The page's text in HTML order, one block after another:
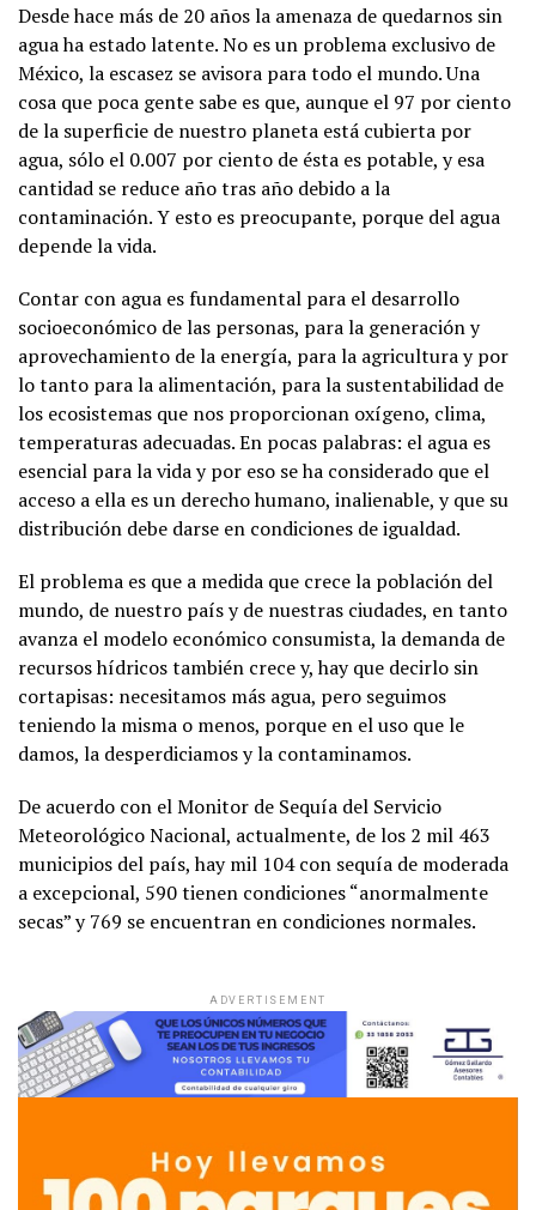
Desde hace más de 20 años la amenaza de quedarnos sin
agua ha estado latente. No es un problema exclusivo de
México, la escasez se avisora para todo el mundo. Una
cosa que poca gente sabe es que, aunque el 97 por ciento
de la superficie de nuestro planeta está cubierta por
agua, sólo el 0.007 por ciento de ésta es potable, y esa
cantidad se reduce año tras año debido a la
contaminación. Y esto es preocupante, porque del agua
depende la vida.
Contar con agua es fundamental para el desarrollo
socioeconómico de las personas, para la generación y
aprovechamiento de la energía, para la agricultura y por
lo tanto para la alimentación, para la sustentabilidad de
los ecosistemas que nos proporcionan oxígeno, clima,
temperaturas adecuadas. En pocas palabras: el agua es
esencial para la vida y por eso se ha considerado que el
acceso a ella es un derecho humano, inalienable, y que su
distribución debe darse en condiciones de igualdad.
El problema es que a medida que crece la población del
mundo, de nuestro país y de nuestras ciudades, en tanto
avanza el modelo económico consumista, la demanda de
recursos hídricos también crece y, hay que decirlo sin
cortapisas: necesitamos más agua, pero seguimos
teniendo la misma o menos, porque en el uso que le
damos, la desperdiciamos y la contaminamos.
De acuerdo con el Monitor de Sequía del Servicio
Meteorológico Nacional, actualmente, de los 2 mil 463
municipios del país, hay mil 104 con sequía de moderada
a excepcional, 590 tienen condiciones “anormalmente
secas” y 769 se encuentran en condiciones normales.
ADVERTISEMENT